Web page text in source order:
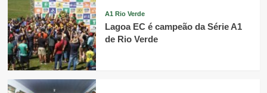
A1 Rio Verde
Lagoa EC é campeão da Série A1
de Rio Verde